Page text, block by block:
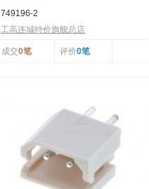
749196-2
工高连城特价旗舰总店
成交0笔 评价0笔